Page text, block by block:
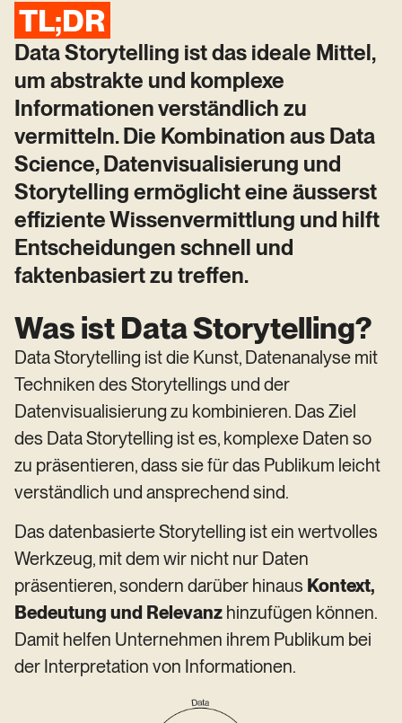
TL;DR
Data Storytelling ist das ideale Mittel,
um abstrakte und komplexe
Informationen verständlich zu
vermitteln. Die Kombination aus Data
Science, Datenvisualisierung und
Storytelling ermöglicht eine äusserst
effiziente Wissenvermittlung und hilft
Entscheidungen schnell und
faktenbasiert zu treffen.
Was ist Data Storytelling?
Data Storytelling ist die Kunst, Datenanalyse mit
Techniken des Storytellings und der
Datenvisualisierung zu kombinieren. Das Ziel
des Data Storytelling ist es, komplexe Daten so
zu präsentieren, dass sie für das Publikum leicht
verständlich und ansprechend sind.
Das datenbasierte Storytelling ist ein wertvolles
Werkzeug, mit dem wir nicht nur Daten
präsentieren, sondern darüber hinaus Kontext,
Bedeutung und Relevanz hinzufügen können.
Damit helfen Unternehmen ihrem Publikum bei
der Interpretation von Informationen.